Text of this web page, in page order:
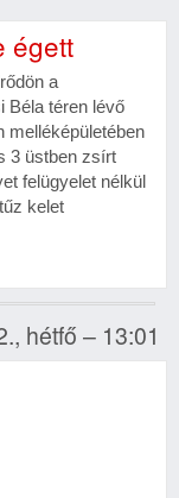
égett
a
Béla téren lévő
melléképületében
3 üstben zsírt
felügyelet nélkül
kelet
hétfő – 13:01